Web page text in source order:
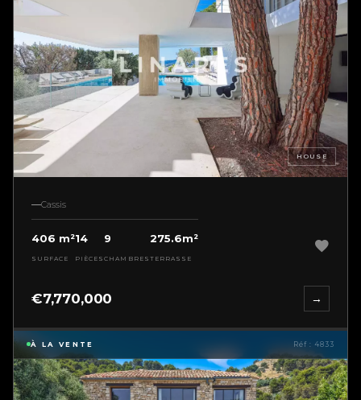
HOUSE
Cassis
406 m²
SURFACE
14
PIÈCES
9
CHAMBRES
275.6m²
TERRASSE
€7,770,000 →
À LA VENTE Réf : 4833